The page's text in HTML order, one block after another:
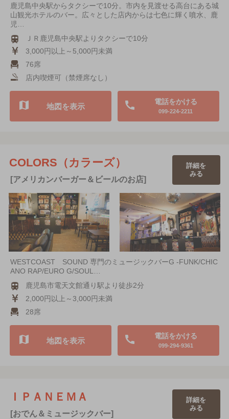
鹿児島中央駅からタクシーで10分。市内を見渡せる高台にある城
山観光ホテルのバー。広々とした店内からは七色に輝く噴水、鹿
児…
ＪＲ鹿児島中央駅よりタクシーで10分
3,000円以上～5,000円未満
76席
店内喫煙可（禁煙席なし）
電話をかける
099-224-2211
地図を表示
COLORS（カラーズ）
[アメリカンバーガー＆ビールのお店]
詳細を
みる
WESTCOAST SOUND 専門のミュージックバーG -FUNK/CHIC
ANO RAP/EURO G/SOUL…
鹿児島市電天文館通り駅より徒歩2分
2,000円以上～3,000円未満
28席
電話をかける
099-294-9361
地図を表示
ＩＰＡＮＥＭＡ
[おでん＆ミュージックバー]
詳細を
みる